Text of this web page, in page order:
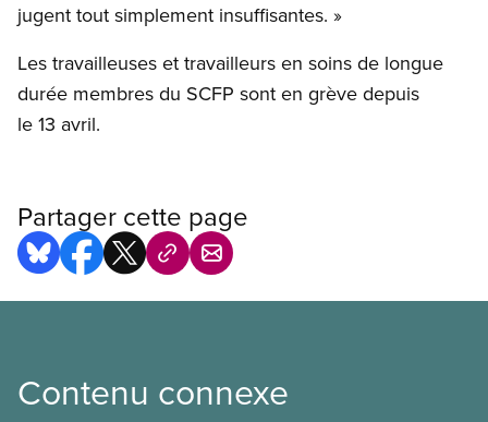
jugent tout simplement insuffisantes. »
Les travailleuses et travailleurs en soins de longue
durée membres du SCFP sont en grève depuis
le 13 avril.
Partager cette page
Contenu connexe